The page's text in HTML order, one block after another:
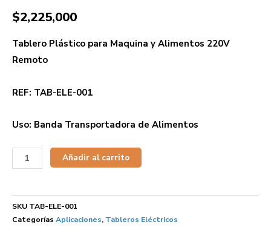
$2,225,000
Tablero Plástico para Maquina y Alimentos 220V
Remoto
REF: TAB-ELE-001
Uso: Banda Transportadora de Alimentos
Añadir al carrito
SKU TAB-ELE-001
Categorías Aplicaciones, Tableros Eléctricos